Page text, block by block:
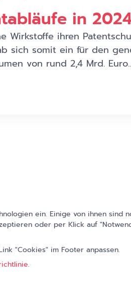
in
Wirkstoffe ihren
sich somit ein für den
von rund 2,4 Mrd.
ein. Einige von ihnen
oder per Klick auf
"Cookies" im Footer anpassen.
.